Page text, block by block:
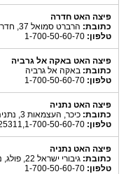
פיצה האט חדרה
כתובת: הרברט סמואל 37, חדרה
טלפון:
פיצה האט באקה אל גרביה
כתובת: באקה אל גרביה
טלפון:
פיצה האט נתניה
כתובת: כיכר, העצמאות 3, נתניה
טלפון:
פיצה האט נתניה
כתובת: גיבורי ישראל 22, פולג, נתניה
טלפון: